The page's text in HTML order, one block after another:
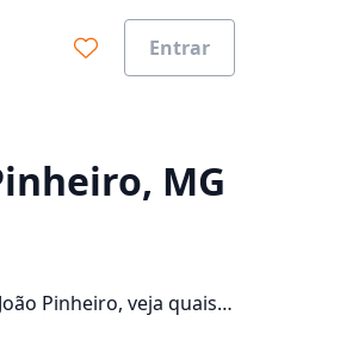
Entrar
MG
Pinheiro, veja quais